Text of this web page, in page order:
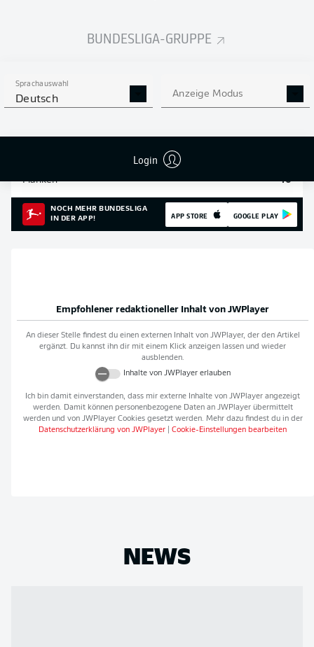
BUNDESLIGA-GRUPPE
Sprachauswahl
Deutsch Anzeige Modus
Login
Intensive Läufe
Flanken 40
NOCH MEHR BUNDESLIGA
IN DER APP!
APP STORE GOOGLE PLAY
Empfohlener redaktioneller Inhalt von JWPlayer
An dieser Stelle findest du einen externen Inhalt von JWPlayer, der den Artikel
ergänzt. Du kannst ihn dir mit einem Klick anzeigen lassen und wieder
ausblenden.
Inhalte von JWPlayererlauben
Ich bin damit einverstanden, dass mir externe Inhalte von JWPlayer angezeigt
werden. Damit können personenbezogene Daten an JWPlayerübermittelt
werden und von JWPlayerCookies gesetzt werden. Mehr dazu findest du in der
Datenschutzerklärung von JWPlayer Cookie-Einstellungen bearbeiten
NEWS